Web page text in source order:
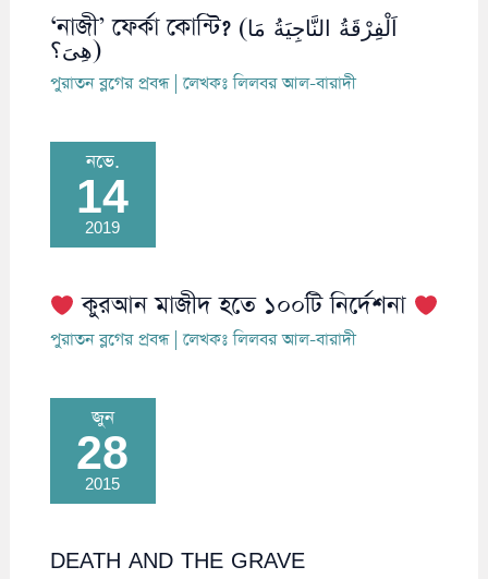
‘নাজী’ ফের্কা কোন্টি? (اَلْفِرْقَةُ النَّاجِيَةُ مَا
هِىَ؟)
পুরাতন ব্লগের প্রবন্ধ| লেখকঃলিলবর আল-বারাদী
নভে.
14
2019
কুরআন মাজীদ হতে ১০০টি নির্দেশনা
পুরাতন ব্লগের প্রবন্ধ| লেখকঃলিলবর আল-বারাদী
জুন
28
2015
DEATH AND THE GRAVE